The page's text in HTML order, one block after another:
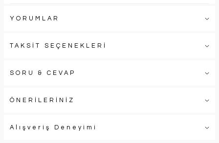
YORUMLAR
TAKSİT SEÇENEKLERİ
SORU & CEVAP
ÖNERİLERİNİZ
Alışveriş Deneyimi